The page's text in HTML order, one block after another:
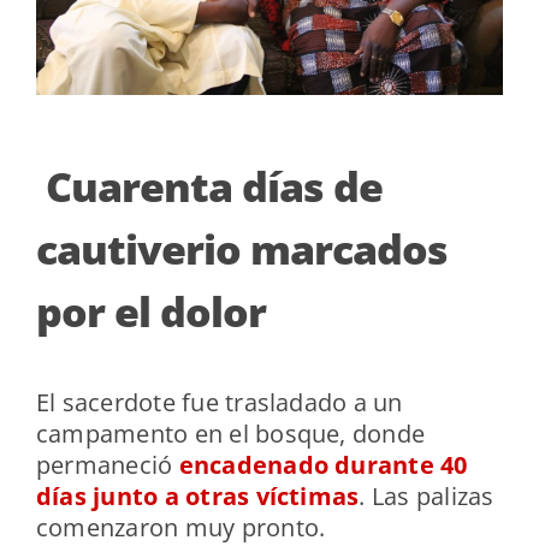
Cuarenta días de
cautiverio marcados
por el dolor
El sacerdote fue trasladado a un
campamento en el bosque, donde
permaneció encadenado durante 40
días junto a otras víctimas. Las palizas
comenzaron muy pronto.